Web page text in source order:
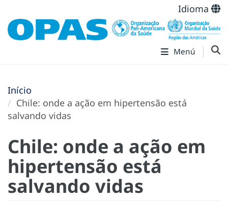
Idioma
Menú
Início
Chile: onde a ação em hipertensão está
salvando vidas
Chile: onde a ação em
hipertensão está
salvando vidas